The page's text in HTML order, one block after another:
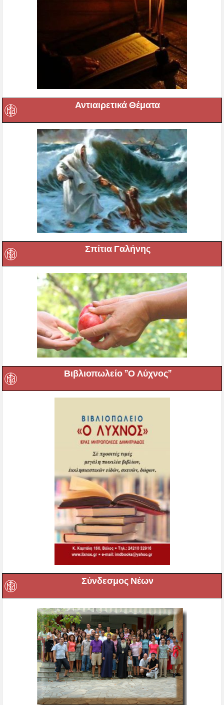
Αντιαιρετικά Θέματα
Σπίτια Γαλήνης
Βιβλιοπωλείο ”Ο Λύχνος”
Σύνδεσμος Νέων